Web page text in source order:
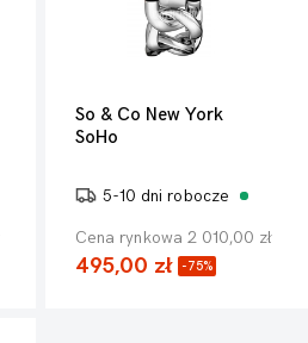
So & Co New York
SoHo
5-10 dni robocze
Cena rynkowa 2 010,00 zł
495,00 zł -75%